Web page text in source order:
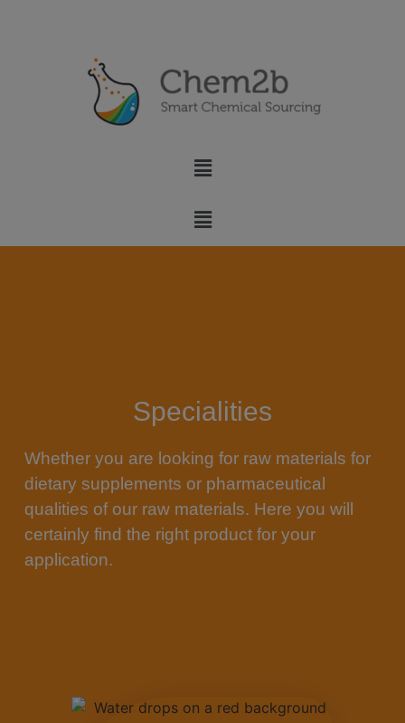
Specialities
Whether you are looking for raw materials for
dietary supplements or pharmaceutical
qualities of our raw materials. Here you will
certainly find the right product for your
application.